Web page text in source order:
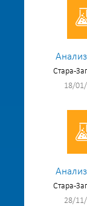
Стара-
18/
Стара-
28/